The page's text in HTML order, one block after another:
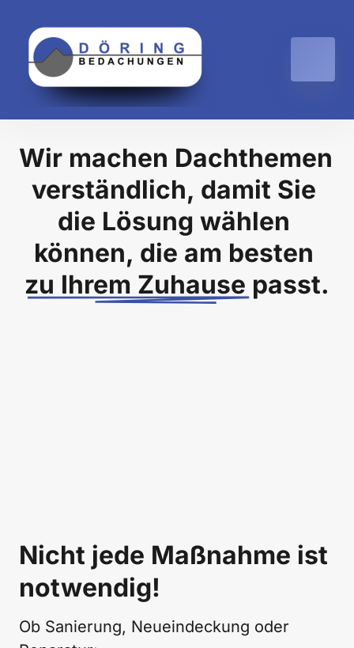
Wir machen Dachthemen
verständlich, damit Sie
die Lösung wählen
können, die am besten
zu Ihrem Zuhause passt.
Nicht jede Maßnahme ist
notwendig!
Ob Sanierung, Neueindeckung oder